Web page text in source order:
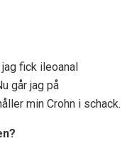
fick ileoanal
går jag på
min Crohn i schack.